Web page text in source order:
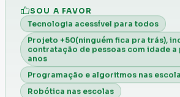
mais preparado para os
Cada apoio faz diferença.
construir uma política baseada
conhecimento, resultados e
dinheiro público.
SOU A FAVOR
Tecnologia acessível para todos
Projeto +50(ninguém fica pra trás),
contratação de pessoas com idade
anos
Programação e algoritmos nas
Robótica nas escolas